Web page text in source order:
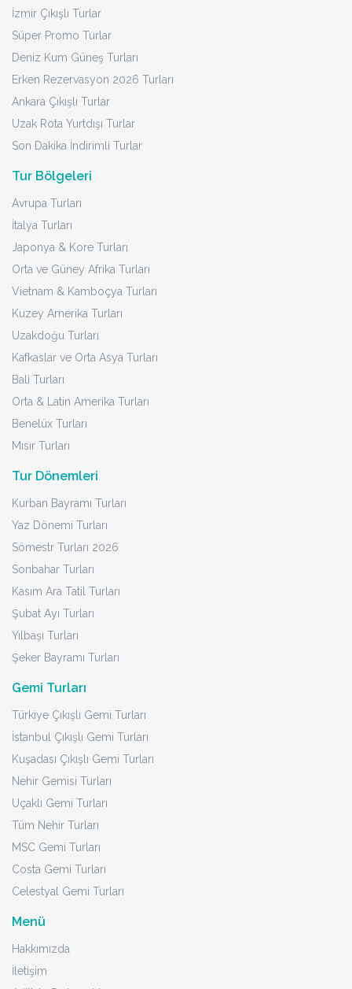
İzmir Çıkışlı Turlar
Süper Promo Turlar
Deniz Kum Güneş Turları
Erken Rezervasyon 2026 Turları
Ankara Çıkışlı Turlar
Uzak Rota Yurtdışı Turlar
Son Dakika İndirimli Turlar
Tur Bölgeleri
Avrupa Turları
İtalya Turları
Japonya & Kore Turları
Orta ve Güney Afrika Turları
Vietnam & Kamboçya Turları
Kuzey Amerika Turları
Uzakdoğu Turları
Kafkaslar ve Orta Asya Turları
Bali Turları
Orta & Latin Amerika Turları
Benelüx Turları
Mısır Turları
Tur Dönemleri
Kurban Bayramı Turları
Yaz Dönemi Turları
Sömestr Turları 2026
Sonbahar Turları
Kasım Ara Tatil Turları
Şubat Ayı Turları
Yılbaşı Turları
Şeker Bayramı Turları
Gemi Turları
Türkiye Çıkışlı Gemi Turları
İstanbul Çıkışlı Gemi Turları
Kuşadası Çıkışlı Gemi Turları
Nehir Gemisi Turları
Uçaklı Gemi Turları
Tüm Nehir Turları
MSC Gemi Turları
Costa Gemi Turları
Celestyal Gemi Turları
Menü
Hakkımızda
İletişim